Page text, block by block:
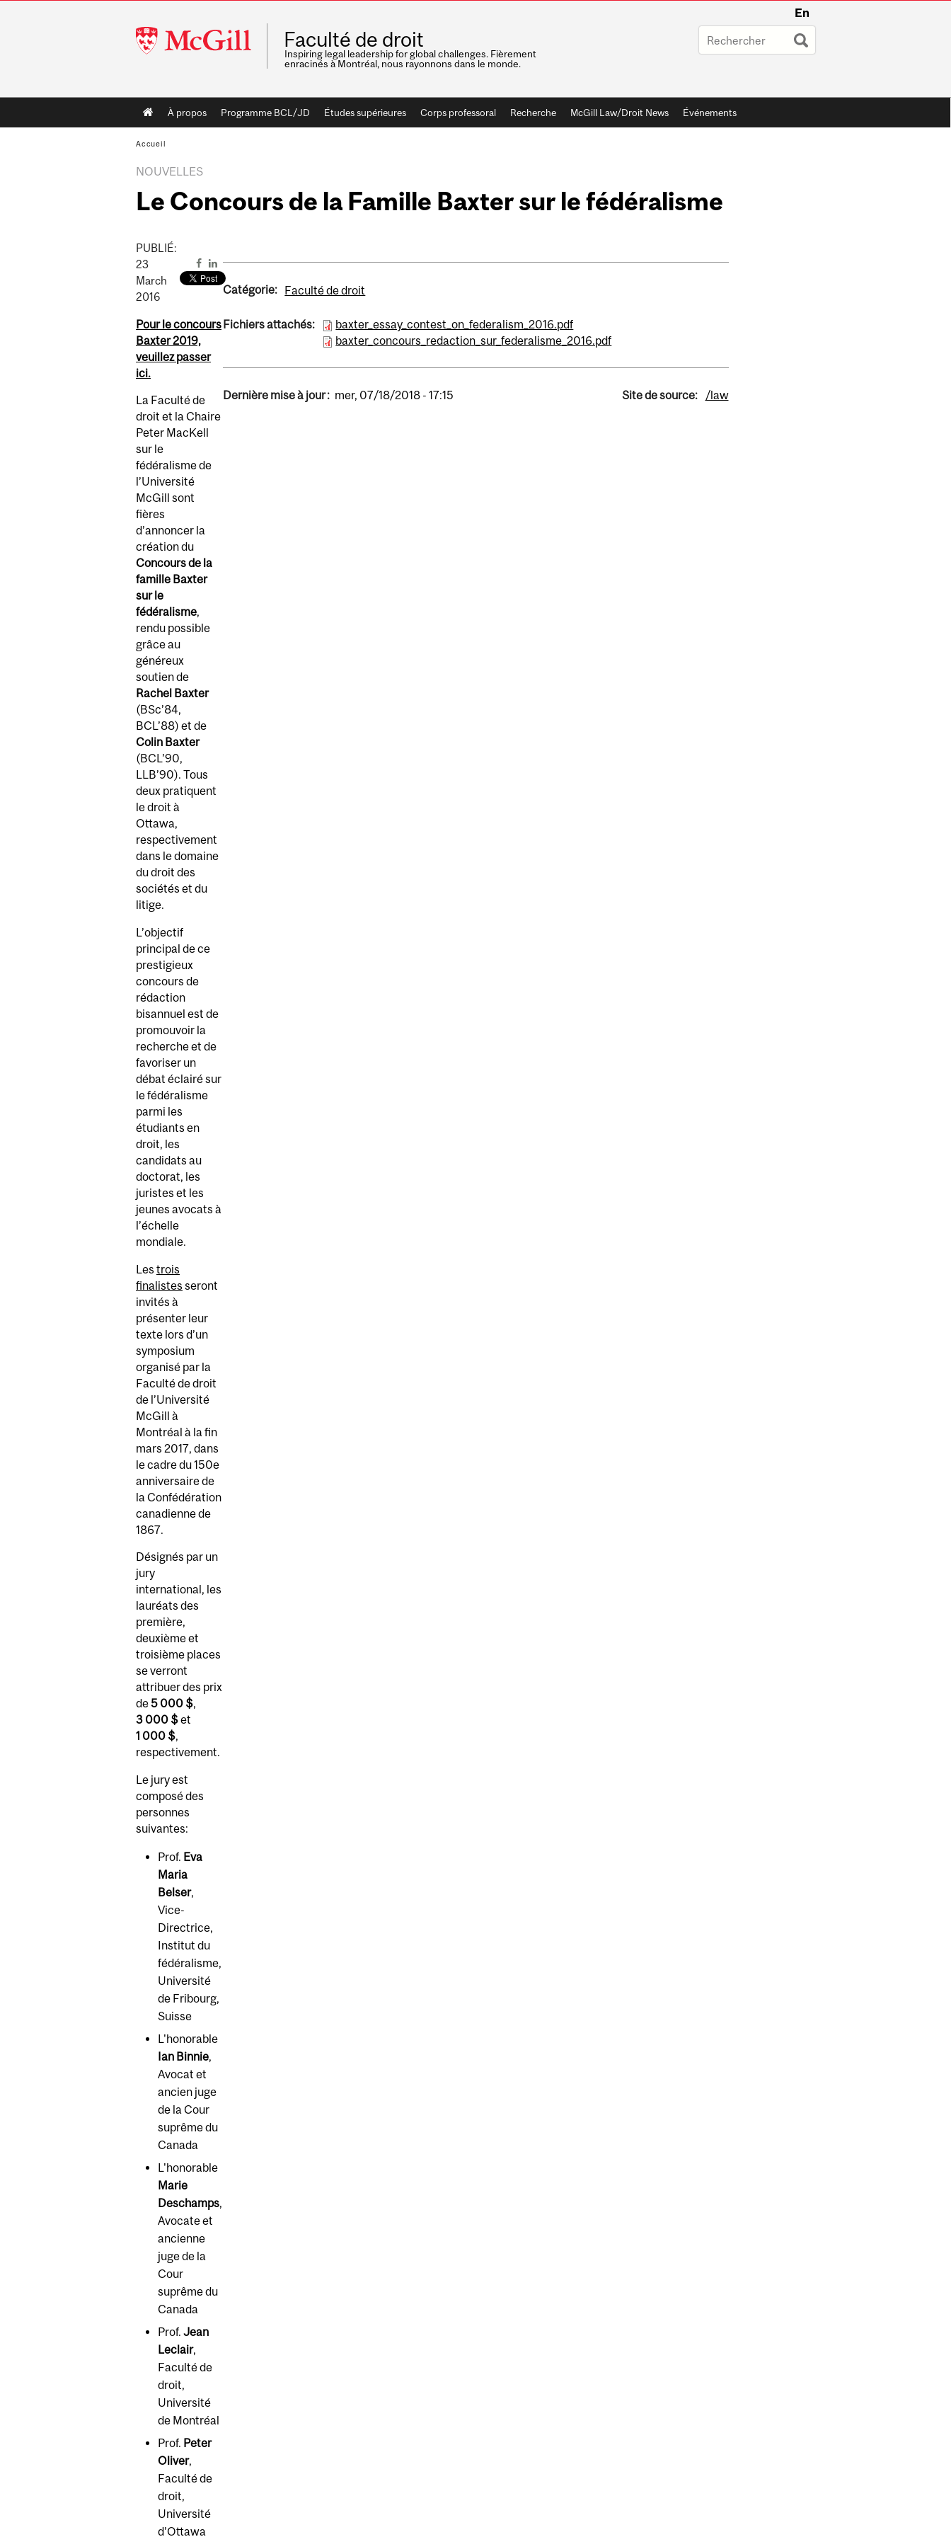
McGill
University
En
Faculté de droit
Inspiring legal leadership for global challenges. Fièrement
enracinés à Montréal, nous rayonnons dans le monde.
Main
navigation
À propos Programme BCL/JD Études supérieures Corps professoral Recherche McGill Law/Droit News Événements
Accueil
NOUVELLES
Le Concours de la Famille Baxter sur le fédéralisme
PUBLIÉ:
23
March
2016
Pour le concours
Baxter 2019,
veuillez passer
ici.
La Faculté de
droit et la Chaire
Peter MacKell
sur le
fédéralisme de
l’Université
McGill sont
fières
d’annoncer la
création du
Concours de la
famille Baxter
sur le
fédéralisme,
rendu possible
grâce au
généreux
soutien de
Rachel Baxter
(BSc’84,
BCL’88) et de
Colin Baxter
(BCL’90,
LLB’90). Tous
deux pratiquent
le droit à
Ottawa,
respectivement
dans le domaine
du droit des
sociétés et du
litige.
L’objectif
principal de ce
prestigieux
concours de
rédaction
bisannuel est de
promouvoir la
recherche et de
favoriser un
débat éclairé sur
le fédéralisme
parmi les
étudiants en
droit, les
candidats au
doctorat, les
juristes et les
jeunes avocats à
l’échelle
mondiale.
Les trois
finalistes seront
invités à
présenter leur
texte lors d’un
symposium
organisé par la
Faculté de droit
de l’Université
McGill à
Montréal à la fin
mars 2017, dans
le cadre du 150e
anniversaire de
la Confédération
canadienne de
1867.
Désignés par un
jury
international, les
lauréats des
première,
deuxième et
troisième places
se verront
attribuer des prix
de5 000 $,
3 000 $et
1 000 $,
respectivement.
Le jury est
composé des
personnes
suivantes:
Prof. Eva
Maria
Belser,
Vice-
Directrice,
Institut du
fédéralisme,
Université
de Fribourg,
Suisse
L'honorable
Ian Binnie,
Avocat et
ancien juge
de la Cour
suprême du
Canada
L'honorable
Marie
Deschamps,
Avocate et
ancienne
juge de la
Cour
suprême du
Canada
Prof.Jean
Leclair,
Faculté de
droit,
Université
de Montréal
Prof. Peter
Oliver,
Faculté de
droit,
Université
d’Ottawa
Catégorie: Faculté de droit
Fichiers attachés:
baxter_essay_contest_on_federalism_2016.pdf
baxter_concours_redaction_sur_federalisme_2016.pdf
Dernière mise à jour : mer, 07/18/2018 - 17:15 Site de source: /law